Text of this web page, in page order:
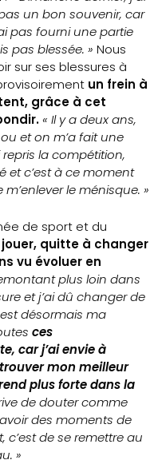
un bon souvenir, car
pas fourni une partie
pas blessée. » Nous
sur ses blessures à
un frein à
grâce à cet
« Il y a deux ans,
et on m’a fait une
la compétition,
et c’est à ce moment
le ménisque. »
de sport et du
jouer, quitte à changer
vu évoluer en
plus loin dans
et j’ai dû changer de
désormais ma
ces
car j’ai envie à
mon meilleur
plus forte dans la
de douter comme
des moments de
c’est de se remettre au
»